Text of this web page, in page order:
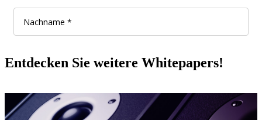
Entdecken Sie weitere Whitepapers!